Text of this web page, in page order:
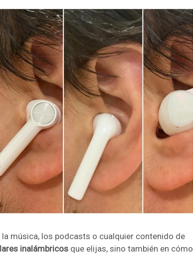
música, los podcasts o cualquier contenido de
inalámbricos que elijas, sino también en cómo